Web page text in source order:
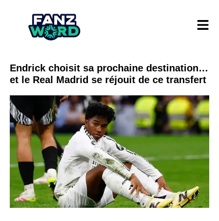
Endrick choisit sa prochaine destination…
et le Real Madrid se réjouit de ce transfert